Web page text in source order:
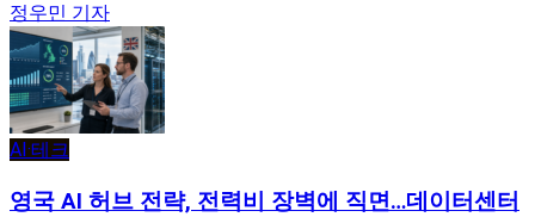
정우민 기자
AI·테크
영국 AI 허브 전략, 전력비 장벽에 직면…데이터센터